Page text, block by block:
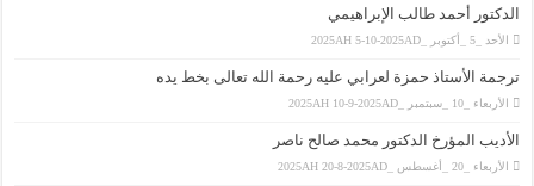
الدكتور أحمد طالب الإبراهيمي
الأحد _5 _أكتوبر _2025AH 5-10-2025AD
ترجمة الأستاذ حمزة لعرابي عليه رحمة الله تعالى بخط يده
الأربعاء _10 _سبتمبر _2025AH 10-9-2025AD
الأديب المؤرخ الدكتور محمد صالح ناصر
الأربعاء _20 _أغسطس _2025AH 20-8-2025AD